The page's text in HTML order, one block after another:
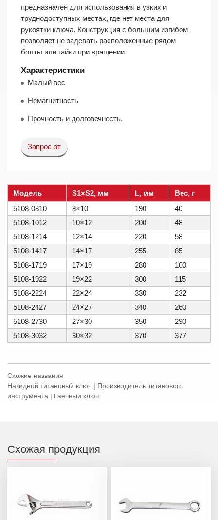
предназначен для использования в узких и
труднодоступных местах, где нет места для
рукоятки ключа. Конструкция с большим изгибом
позволяет не задевать расположенные рядом
болты или гайки при вращении.
Характеристики
Малый вес
Немагнитность
Прочность и долговечность.
Запрос от
Модель S1×S2, мм L, мм
Вес, г
5108-0810
8×10 190
40
5108-1012
10×12 200
48
5108-1214
12×14 220
58
5108-1417
14×17 255
85
5108-1719
17×19 280
100
5108-1922
19×22 300
115
5108-2224
22×24 330
232
5108-2427
24×27 340
260
5108-2730
27×30 350
290
5108-3032
30×32 370 377
Схожие названия
Накидной титановый ключ | Производитель титанового
инструмента | Гаечный ключ
Схожая продукция